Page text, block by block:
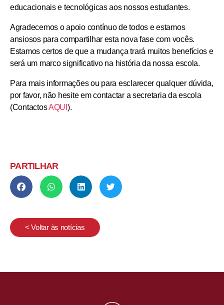
educacionais e tecnológicasaos nossos estudantes.
Agradecemos o apoio contínuo de todos e estamos
ansiosos para compartilhar esta nova fase com vocês.
Estamos certos de que a mudança trará muitos benefícios e
será um marco significativo na história da nossa escola.
Para mais informações ou para esclarecer qualquer dúvida,
por favor, não hesite em contactar asecretaria da escola
(ContactosAQUI ).
PARTILHAR
< Voltar às notícias